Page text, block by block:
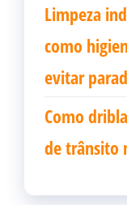
Limpeza
como
evitar
Como
de trânsito